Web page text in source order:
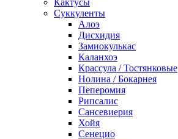
Кактусы
Суккуленты
Алоэ
Дисхидия
Замиокулькас
Каланхоэ
Крассула / Тостянковые
Нолина / Бокарнея
Пеперомия
Рипсалис
Сансевиерия
Хойя
Сенецио